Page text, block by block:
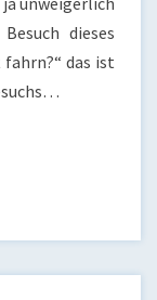
dieses
fahrn?“ das ist